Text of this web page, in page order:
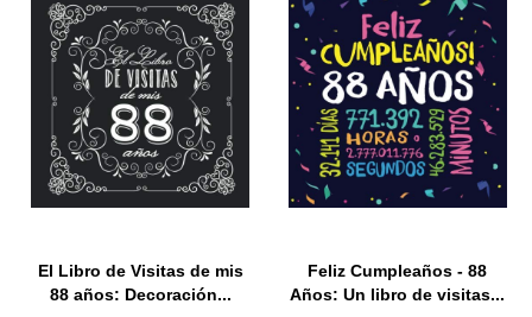
El Libro de Visitas de mis
88 años: Decoración...
Feliz Cumpleaños - 88
Años: Un libro de visitas...